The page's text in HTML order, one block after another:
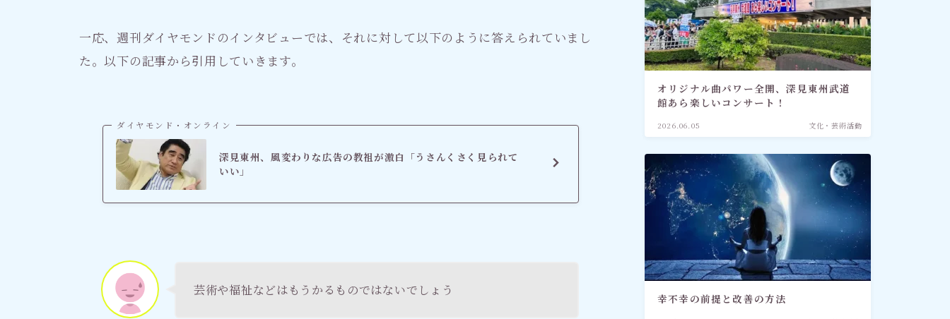
一応、週刊ダイヤモンドのインタビューでは、それに対して以下のように答えられていまし
た。以下の記事から引用していきます。
ダイヤモンド・オンライン
深見東州、風変わりな広告の教祖が激白「うさんくさく見られて
いい」
芸術や福祉などはもうかるものではないでしょう
オリジナル曲パワー全開、深見東州武道
館あら楽しいコンサート！
2026.06.05 文化・芸術活動
幸不幸の前提と改善の方法